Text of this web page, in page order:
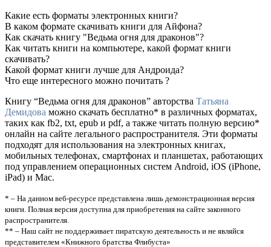
Какие есть форматы электронных книги?
В каком формате скачивать книги для Айфона?
Как скачать книгу "Ведьма огня для драконов"?
Как читать книги на компьютере, какой формат книги
скачивать?
Какой формат книги лучше для Андроида?
Что еще интересного можно почитать ?
Книгу “Ведьма огня для драконов” авторства Татьяна
Демидова можно скачать бесплатно* в различных форматах,
таких как fb2, txt, epub и pdf, а также читать полную версию*
онлайн на сайте легального распространителя. Эти форматы
подходят для использования на электронных книгах,
мобильных телефонах, смартфонах и планшетах, работающих
под управлением операционных систем Android, iOS (iPhone,
iPad) и Mac.
* – На данном веб-ресурсе представлена лишь демонстрационная версия
книги. Полная версия доступна для приобретения на сайте законного
распространителя.
** – Наш сайт не поддерживает пиратскую деятельность и не являйся
представителем «Книжного братства Флибуста»